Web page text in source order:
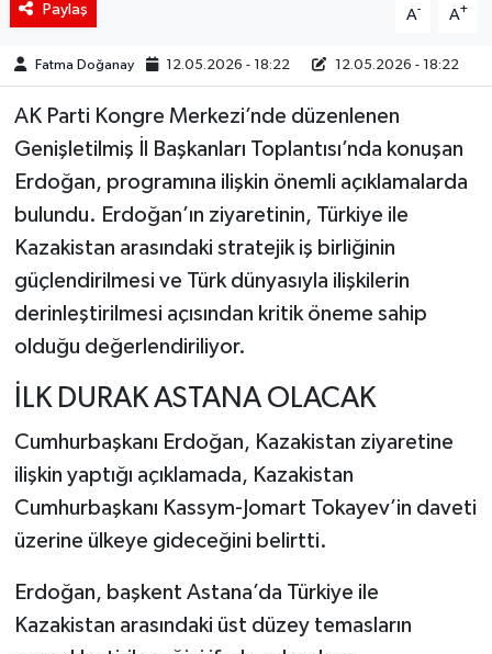
Paylaş A- A+
Fatma Doğanay 12.05.2026 - 18:22 12.05.2026 - 18:22
AK Parti Kongre Merkezi’nde düzenlenen
Genişletilmiş İl Başkanları Toplantısı’nda konuşan
Erdoğan, programına ilişkin önemli açıklamalarda
bulundu. Erdoğan’ın ziyaretinin, Türkiye ile
Kazakistan arasındaki stratejik iş birliğinin
güçlendirilmesi ve Türk dünyasıyla ilişkilerin
derinleştirilmesi açısından kritik öneme sahip
olduğu değerlendiriliyor.
İLK DURAK ASTANA OLACAK
Cumhurbaşkanı Erdoğan, Kazakistan ziyaretine
ilişkin yaptığı açıklamada, Kazakistan
Cumhurbaşkanı Kassym-Jomart Tokayev’in daveti
üzerine ülkeye gideceğini belirtti.
Erdoğan, başkent Astana’da Türkiye ile
Kazakistan arasındaki üst düzey temasların